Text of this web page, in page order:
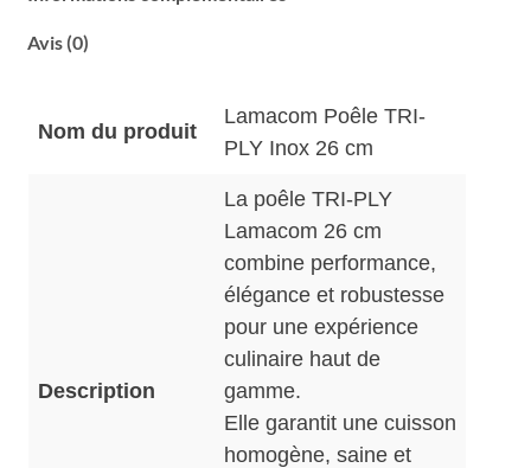
Avis (0)
Nom du produit
Lamacom Poêle TRI-
PLY Inox 26 cm
Description
La poêle TRI-PLY
Lamacom 26 cm
combine performance,
élégance et robustesse
pour une expérience
culinaire haut de
gamme.
Elle garantit une cuisson
homogène, saine et